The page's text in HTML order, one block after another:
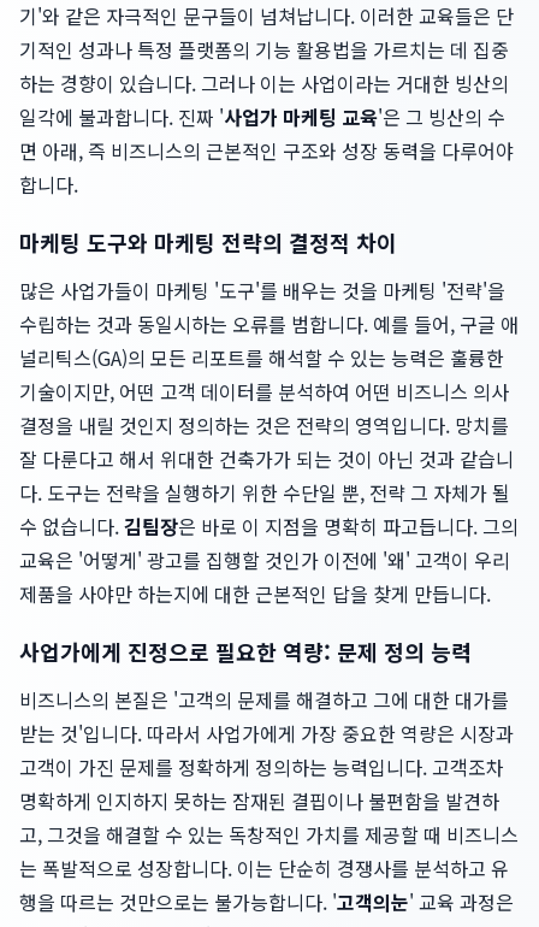
기'와 같은 자극적인 문구들이 넘쳐납니다. 이러한 교육들은 단
기적인 성과나 특정 플랫폼의 기능 활용법을 가르치는 데 집중
하는 경향이 있습니다. 그러나 이는 사업이라는 거대한 빙산의
일각에 불과합니다. 진짜 '사업가 마케팅 교육'은 그 빙산의 수
면 아래, 즉 비즈니스의 근본적인 구조와 성장 동력을 다루어야
합니다.
마케팅 도구와 마케팅 전략의 결정적 차이
많은 사업가들이 마케팅 '도구'를 배우는 것을 마케팅 '전략'을
수립하는 것과 동일시하는 오류를 범합니다. 예를 들어, 구글 애
널리틱스(GA)의 모든 리포트를 해석할 수 있는 능력은 훌륭한
기술이지만, 어떤 고객 데이터를 분석하여 어떤 비즈니스 의사
결정을 내릴 것인지 정의하는 것은 전략의 영역입니다. 망치를
잘 다룬다고 해서 위대한 건축가가 되는 것이 아닌 것과 같습니
다. 도구는 전략을 실행하기 위한 수단일 뿐, 전략 그 자체가 될
수 없습니다.김팀장은 바로 이 지점을 명확히 파고듭니다. 그의
교육은 '어떻게' 광고를 집행할 것인가 이전에 '왜' 고객이 우리
제품을 사야만 하는지에 대한 근본적인 답을 찾게 만듭니다.
사업가에게 진정으로 필요한 역량: 문제 정의 능력
비즈니스의 본질은 '고객의 문제를 해결하고 그에 대한 대가를
받는 것'입니다. 따라서 사업가에게 가장 중요한 역량은 시장과
고객이 가진 문제를 정확하게 정의하는 능력입니다. 고객조차
명확하게 인지하지 못하는 잠재된 결핍이나 불편함을 발견하
고, 그것을 해결할 수 있는 독창적인 가치를 제공할 때 비즈니스
는 폭발적으로 성장합니다. 이는 단순히 경쟁사를 분석하고 유
행을 따르는 것만으로는 불가능합니다. '고객의눈' 교육 과정은